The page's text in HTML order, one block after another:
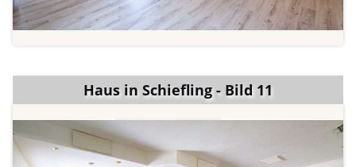
Haus in Schiefling - Bild 11